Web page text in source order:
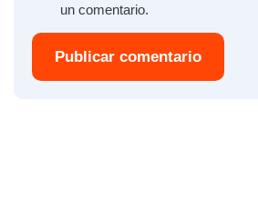
un comentario.
Publicar comentario